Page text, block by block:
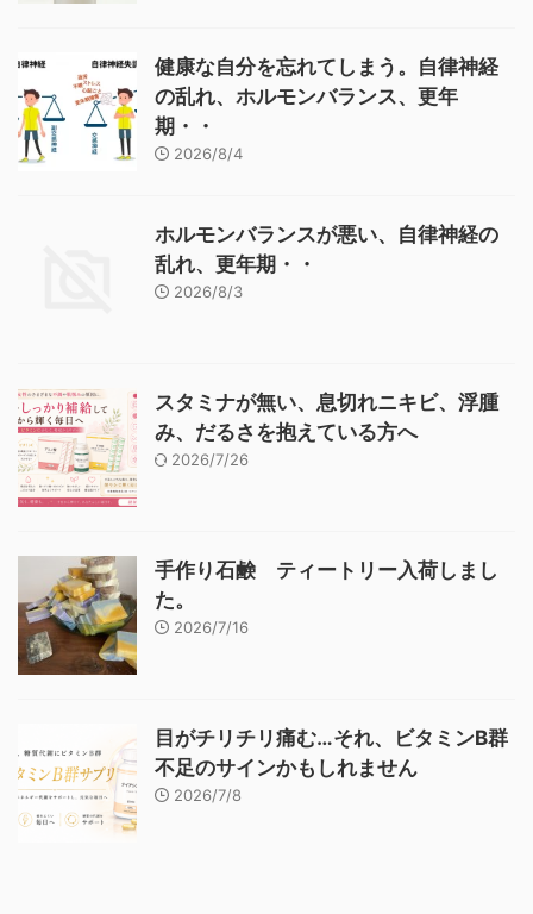
健康な自分を忘れてしまう。自律神経
の乱れ、ホルモンバランス、更年
期・・
2026/8/4
ホルモンバランスが悪い、自律神経の
乱れ、更年期・・
2026/8/3
スタミナが無い、息切れニキビ、浮腫
み、だるさを抱えている方へ
2026/7/26
手作り石鹸 ティートリー入荷しまし
た。
2026/7/16
目がチリチリ痛む…それ、ビタミンB群
不足のサインかもしれません
2026/7/8